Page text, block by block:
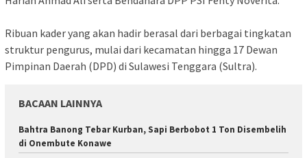
Ribuan kader yang akan hadir berasal dari berbagai tingkatan
struktur pengurus, mulai dari kecamatan hingga 17 Dewan
Pimpinan Daerah (DPD) di Sulawesi Tenggara (Sultra).
BACAAN LAINNYA
Bahtra Banong Tebar Kurban, Sapi Berbobot 1 Ton Disembelih
di Onembute Konawe